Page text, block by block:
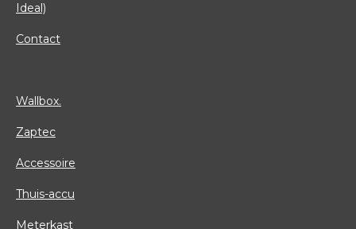
Ideal)
Contact
Wallbox.
Zaptec
Accessoire
Thuis-accu
Meterkast